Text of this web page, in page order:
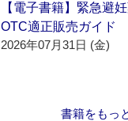
【電子書籍】緊急避
OTC適正販売ガイド
2026年07月31日 (金)
書籍をもっ